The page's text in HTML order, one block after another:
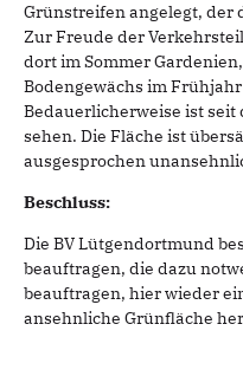
Grünstreifen angelegt, der
Zur Freude der
dort im Sommer
Bodengewächs im
Bedauerlicherweise ist seit
sehen. Die Fläche ist
ausgesprochen
Beschluss:
Die BV Lütgendortmund
beauftragen, die dazu
beauftragen, hier wieder
ansehnliche Grünfläche